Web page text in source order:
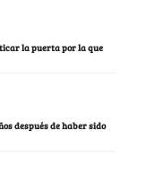
la puerta por la que
después de haber sido